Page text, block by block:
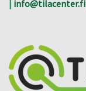
| info@tilacenter.fi